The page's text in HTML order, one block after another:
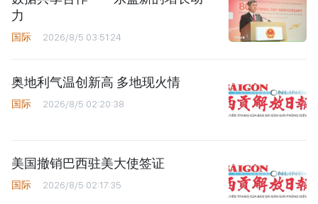
力
国际 2026/8/5 03:51:24
奥地利气温创新高 多地现火情
国际 2026/8/5 02:20:38
美国撤销巴西驻美大使签证
国际 2026/8/5 02:17:35